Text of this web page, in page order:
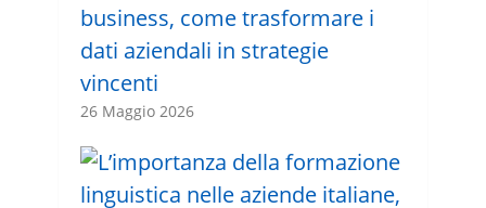
business, come trasformare i
dati aziendali in strategie
vincenti
26 Maggio 2026